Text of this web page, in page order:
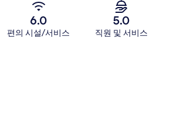
6.0
편의 시설/서비스
5.0
직원 및 서비스